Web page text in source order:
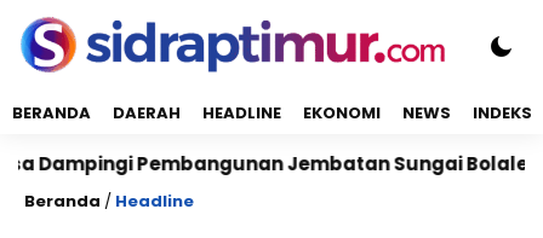
BERANDA DAERAH HEADLINE EKONOMI NEWS INDEKS
Pembangunan Jembatan Sungai Bolalele di Desa
Beranda / Headline